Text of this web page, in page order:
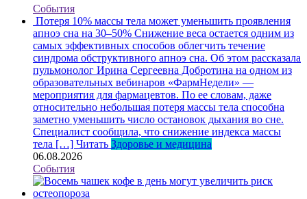
События
Потеря 10% массы тела может уменьшить проявления
апноэ сна на 30–50% Снижение веса остается одним из
самых эффективных способов облегчить течение
синдрома обструктивного апноэ сна. Об этом рассказала
пульмонолог Ирина Сергеевна Добротина на одном из
образовательных вебинаров «ФармНедели» —
мероприятия для фармацевтов. По ее словам, даже
относительно небольшая потеря массы тела способна
заметно уменьшить число остановок дыхания во сне.
Специалист сообщила, что снижение индекса массы
тела […] Читать Здоровье и медицина
06.08.2026
События